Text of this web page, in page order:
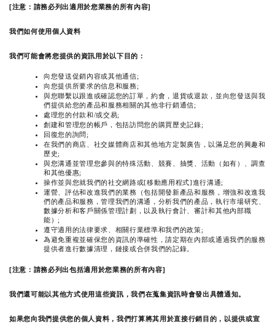
[注意：請務必列出適用於您業務的所有內容]
我們如何使用個人資料
我們可能會將您提供的資訊用於以下目的：
向您發送促銷內容或其他通信;
向您提供所要求的信息和服務;
與您聯繫以跟進或確認您的訂單，約會，退貨或退款，並向您發送與我
們提供給您的產品和服務相關的其他非行銷通信;
處理您的付款和/或交易;
創建和管理您的帳戶，包括訪問您的購買歷史記錄;
回復您的詢問;
在我們的商店、社交媒體商店和其他地方定製廣告，以滿足您的興趣和
歷史;
與您溝通並管理您參與的特殊活動、競賽、抽獎、活動（如有）、調查
和其他優惠;
操作並與您就我們的社交網路或[移動應用程式]進行溝通;
運營、評估和改進我們的業務（包括開發新產品和服務，增強和改進我
們的產品和服務，管理我們的溝通，分析我們的產品，執行市場研究、
數據分析和客戶關係管理計劃，以及執行會計、審計和其他內部職
能）;
遵守適用的法律要求、相關行業標準和我們的政策;
為避免重複並確保您的資訊的準確性，請定期在內部或通過我們的服務
提供者進行數據清理，鏈接或合併我們的記錄。
[注意：請務必列出包括適用於您業務的所有內容]
我們還可能以其他方式使用這些資訊，我們在蒐集資訊時會發出具體通知。
如果您向我們提供您的個人資料，我們打算將其用於直接行銷目的，以提供或宣